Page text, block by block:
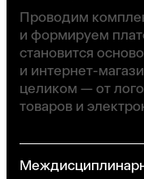
Проводим
и формируем
становится
и интернет-
целиком — от
товаров и